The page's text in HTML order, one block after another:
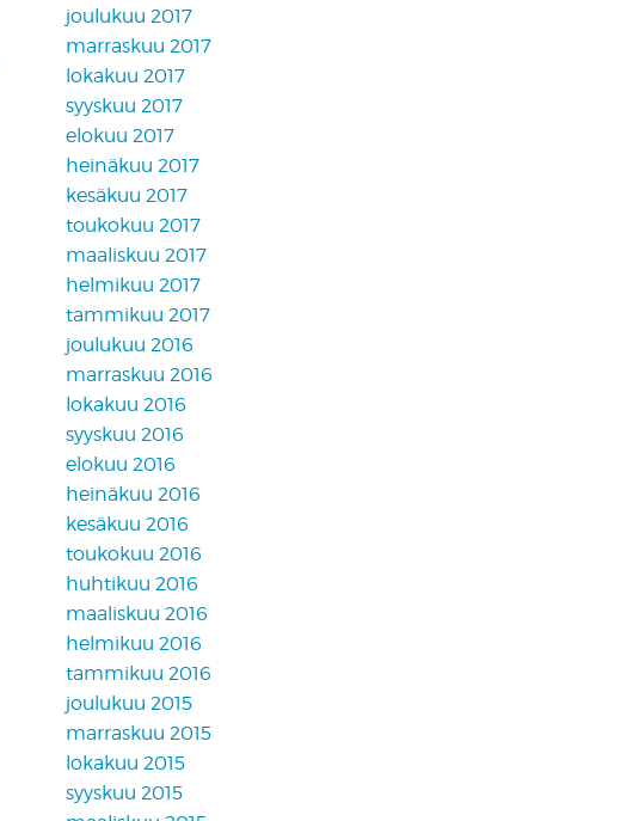
joulukuu 2017
marraskuu 2017
lokakuu 2017
syyskuu 2017
elokuu 2017
heinäkuu 2017
kesäkuu 2017
toukokuu 2017
maaliskuu 2017
helmikuu 2017
tammikuu 2017
joulukuu 2016
marraskuu 2016
lokakuu 2016
syyskuu 2016
elokuu 2016
heinäkuu 2016
kesäkuu 2016
toukokuu 2016
huhtikuu 2016
maaliskuu 2016
helmikuu 2016
tammikuu 2016
joulukuu 2015
marraskuu 2015
lokakuu 2015
syyskuu 2015